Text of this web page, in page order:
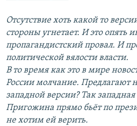
Отсутствие хоть какой то
стороны угнетает. И это
пропагандистский провал. И
политической вялости власти.
В то время как это в мире
России молчание. Предлагают
западной версии? Так
Пригожина прямо бьёт по
не хотим ей верить.